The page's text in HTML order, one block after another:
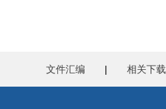
文件汇编 | 相关下载